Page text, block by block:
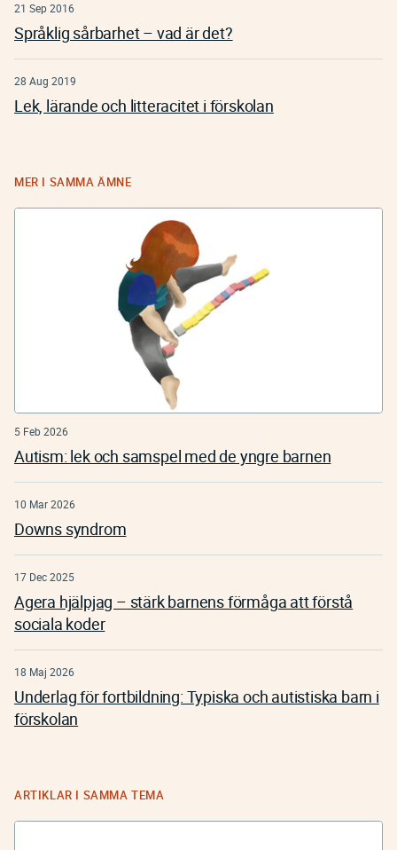
21 Sep 2016
Språklig sårbarhet – vad är det?
28 Aug 2019
Lek, lärande och litteracitet i förskolan
MER I SAMMA ÄMNE
5 Feb 2026
Autism: lek och samspel med de yngre barnen
10 Mar 2026
Downs syndrom
17 Dec 2025
Agera hjälpjag – stärk barnens förmåga att förstå
sociala koder
18 Maj 2026
Underlag för fortbildning: Typiska och autistiska barn i
förskolan
ARTIKLAR I SAMMA TEMA